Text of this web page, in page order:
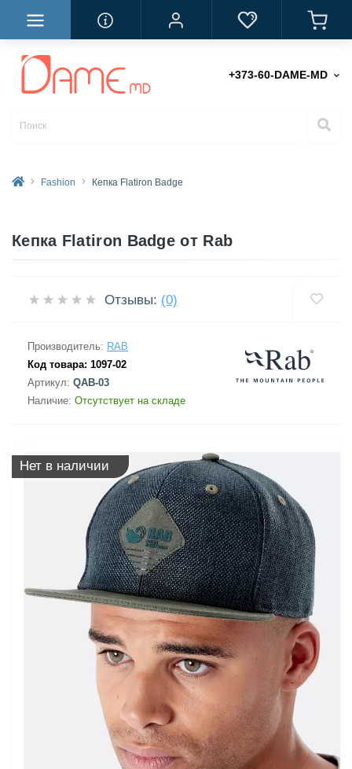
+373-60-DAME-MD
Fashion Кепка Flatiron Badge
Кепка Flatiron Badge от Rab
Отзывы: (0)
Производитель: RAB
Код товара: 1097-02
Артикул: QAB-03
Наличие: Отсутствует на складе
Нет в наличии